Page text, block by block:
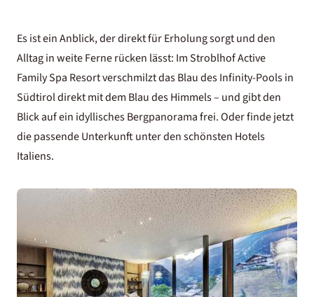
Es ist ein Anblick, der direkt für Erholung sorgt und den
Alltag in weite Ferne rücken lässt: ImStroblhof Active
Family Spa Resortverschmilzt das Blau des Infinity-Pools in
Südtirol direkt mit dem Blau des Himmels – und gibt den
Blick auf ein idyllisches Bergpanorama frei. Oder finde jetzt
die passende Unterkunft unter denschönsten Hotels
Italiens.